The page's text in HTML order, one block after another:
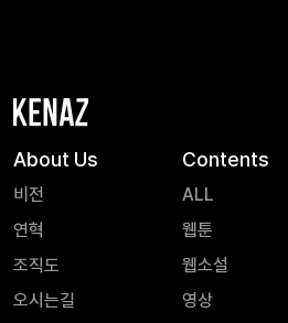
About Us
비전
연혁
조직도
오시는길
Contents
ALL
웹툰
웹소설
영상